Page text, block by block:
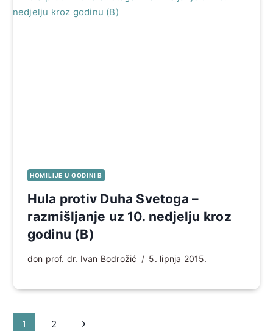
HOMILIJE U GODINI B
Hula protiv Duha Svetoga –
razmišljanje uz 10. nedjelju kroz
godinu (B)
don prof. dr. Ivan Bodrožić 5. lipnja 2015.
Page
1 2 Sljedeća